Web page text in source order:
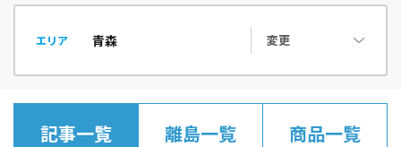
エリア 変更
記事一覧 離島一覧 商品一覧